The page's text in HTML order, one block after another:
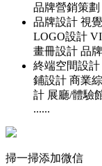
品牌營銷策
品牌設計 視
LOGO設計
畫冊設計 品
終端空間設計
鋪設計 商業
計 展廳/體驗
......
掃一掃添加微信